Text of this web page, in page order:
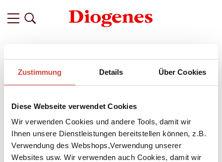
Zustimmung Details Über Cookies
Diese Webseite verwendet Cookies
Wir verwenden Cookies und andere Tools, damit wir
Ihnen unsere Dienstleistungen bereitstellen können, z.B.
Verwendung des Webshops,Verwendung unserer
Websites usw. Wir verwenden auch Cookies, damit wir
Related Featured
vor 5 Jahren
Einladung zu einem Cocktail mit F.
Scott Fitzgerald:
It's Partytime